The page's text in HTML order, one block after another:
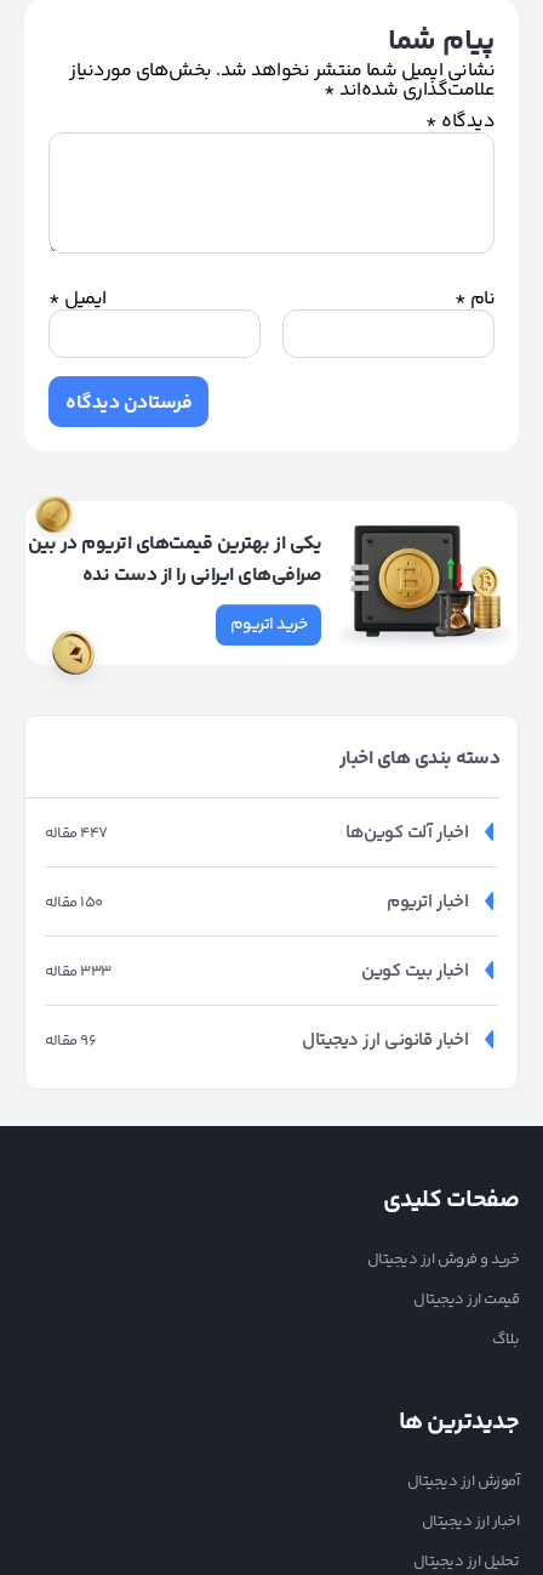
پیام شما
نشانی ایمیل شما منتشر نخواهد شد. بخش‌های موردنیاز
علامت‌گذاری شده‌اند*
دیدگاه *
نام * ایمیل *
یکی از بهترین قیمت‌های اتریوم در بین
صرافی‌های ایرانی را از دست نده
خرید اتریوم
دسته بندی های اخبار
447 مقاله اخبار آلت کوین‌ها
150 مقاله اخبار اتریوم
333 مقاله اخبار بیت کوین
96 مقاله اخبار قانونی ارز دیجیتال
صفحات کلیدی
خرید و فروش ارز دیجیتال
قیمت ارز دیجیتال
بلاگ
جدیدترین ها
آموزش ارز دیجیتال
اخبار ارز دیجیتال
تحلیل ارز دیجیتال